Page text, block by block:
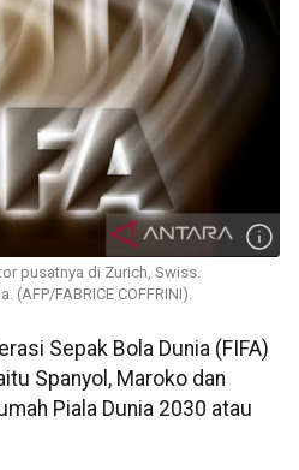
pusatnya di Zurich, Swiss.
FABRICE COFFRINI).
Sepak Bola Dunia (FIFA)
Spanyol, Maroko dan
Piala Dunia 2030 atau